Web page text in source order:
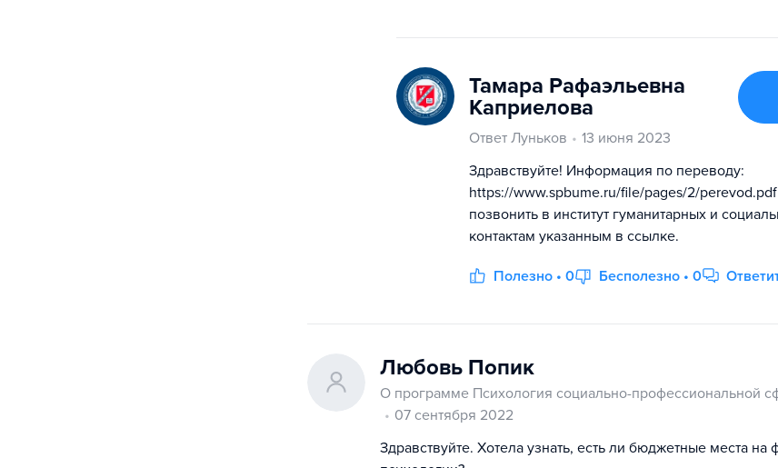
Тамара Рафаэльевна
Каприелова
Ответ Луньков
13 июня 2023
Здравствуйте! Информация по переводу:
https://www.spbume.ru/file/pages/2/
позвонить в институт гуманитарных и
контактам указанным в ссылке.
Полезно • 0 Бесполезно • 0
Любовь Попик
О программе Психология социально-профессиональной
07 сентября 2022
Здравствуйте. Хотела узнать, есть ли бюджетные места на